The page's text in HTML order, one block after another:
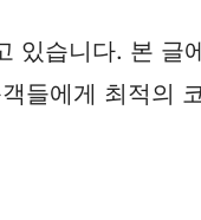
있습니다. 본 글
들에게 최적의